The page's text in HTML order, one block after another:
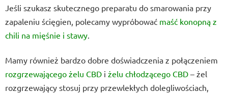
Jeśli szukasz skutecznego preparatu do smarowania przy
zapaleniu ścięgien, polecamy wypróbować maść konopną z
chili na mięśnie i stawy
Mamy również bardzo dobre doświadczenia z połączeniem
rozgrzewającego żelu CBD i żelu chłodzącego CBD – żel
rozgrzewający stosuj przy przewlekłych dolegliwościach,